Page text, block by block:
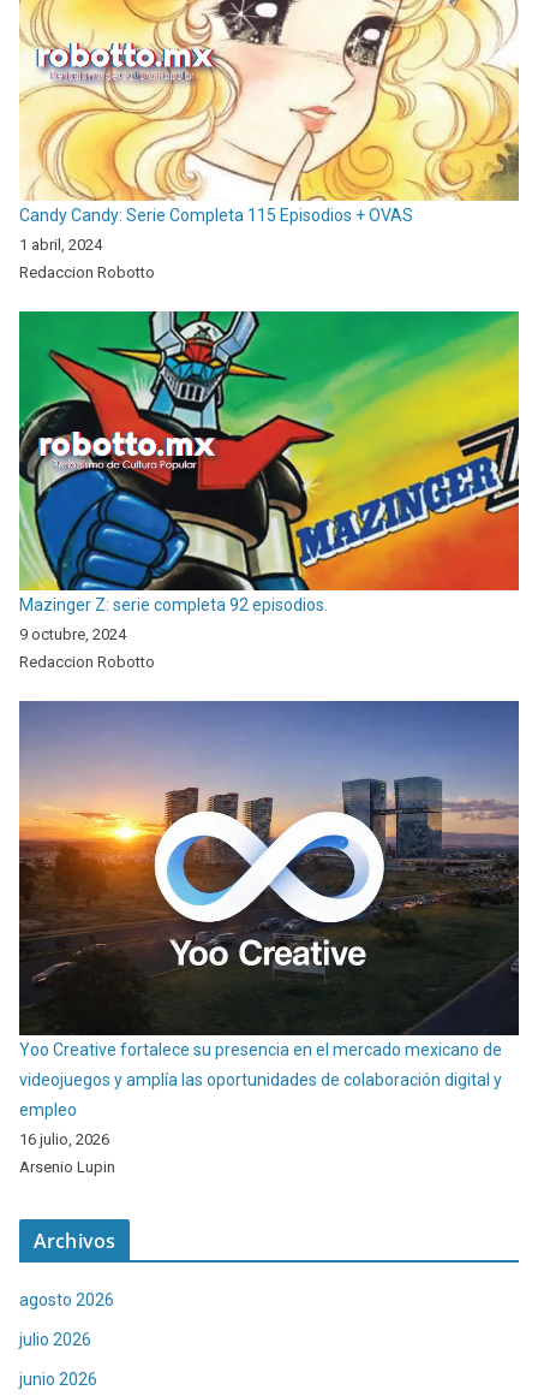
Candy Candy: Serie Completa 115 Episodios + OVAS
1 abril, 2024
Redaccion Robotto
Mazinger Z: serie completa 92 episodios.
9 octubre, 2024
Redaccion Robotto
Yoo Creative fortalece su presencia en el mercado mexicano de
videojuegos y amplía las oportunidades de colaboración digital y
empleo
16 julio, 2026
Arsenio Lupin
Archivos
agosto 2026
julio 2026
junio 2026